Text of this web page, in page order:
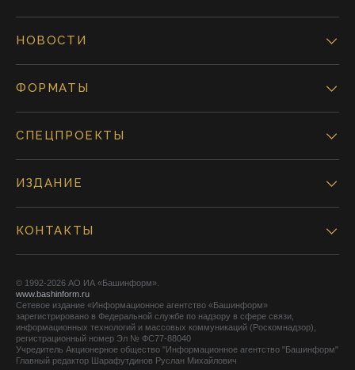
НОВОСТИ
ФОРМАТЫ
СПЕЦПРОЕКТЫ
ИЗДАНИЕ
КОНТАКТЫ
© 1992-2026 АО ИА «Башинформ».
www.bashinform.ru
Сетевое издание «Информационное агентство «Башинформ»
зарегистрировано в Федеральной службе по надзору в сфере связи,
информационных технологий и массовых коммуникаций (Роскомнадзор),
регистрационный номер Эл № ФС77-88040
Учредитель Акционерное общество "Информационное агентство "Башинформ"
Главный редактор Шарафутдинов Руслан Михайлович